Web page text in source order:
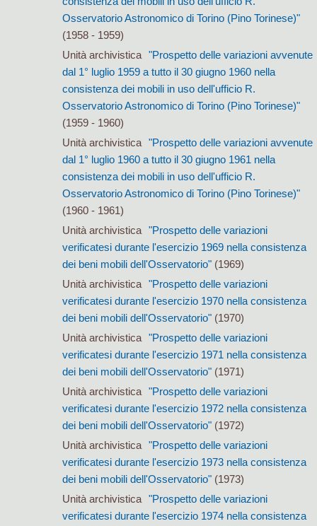
Osservatorio Astronomico di Torino (Pino Torinese)"
(1958 - 1959)
Unità archivistica
"Prospetto delle variazioni avvenute
dal 1° luglio 1959 a tutto il 30 giugno 1960 nella
consistenza dei mobili in uso dell'ufficio R.
Osservatorio Astronomico di Torino (Pino Torinese)"
(1959 - 1960)
Unità archivistica
"Prospetto delle variazioni avvenute
dal 1° luglio 1960 a tutto il 30 giugno 1961 nella
consistenza dei mobili in uso dell'ufficio R.
Osservatorio Astronomico di Torino (Pino Torinese)"
(1960 - 1961)
Unità archivistica
"Prospetto delle variazioni
verificatesi durante l'esercizio 1969 nella consistenza
dei beni mobili dell'Osservatorio"(1969)
Unità archivistica
"Prospetto delle variazioni
verificatesi durante l'esercizio 1970 nella consistenza
dei beni mobili dell'Osservatorio"(1970)
Unità archivistica
"Prospetto delle variazioni
verificatesi durante l'esercizio 1971 nella consistenza
dei beni mobili dell'Osservatorio"(1971)
Unità archivistica
"Prospetto delle variazioni
verificatesi durante l'esercizio 1972 nella consistenza
dei beni mobili dell'Osservatorio"(1972)
Unità archivistica
"Prospetto delle variazioni
verificatesi durante l'esercizio 1973 nella consistenza
dei beni mobili dell'Osservatorio"(1973)
Unità archivistica
"Prospetto delle variazioni
verificatesi durante l'esercizio 1974 nella consistenza